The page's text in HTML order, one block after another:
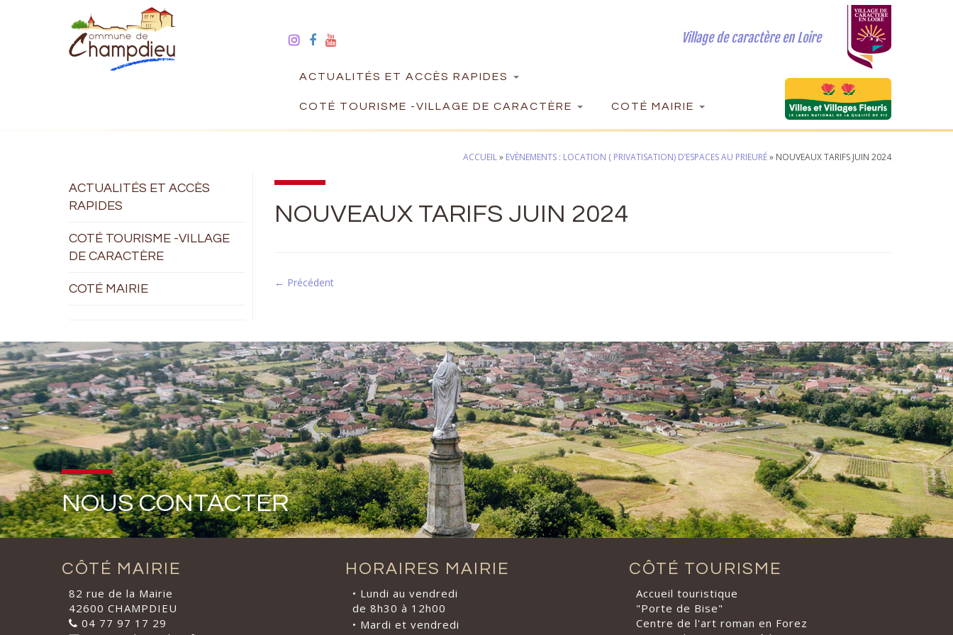
Village de caractère en Loire
ACTUALITÉS ET ACCÈS RAPIDES
COTÉ TOURISME -VILLAGE DE CARACTÈRE COTÉ MAIRIE
ACCUEIL» EVÈNEMENTS : LOCATION ( PRIVATISATION) D’ESPACES AU PRIEURÉ» NOUVEAUX TARIFS JUIN 2024
ACTUALITÉS ET ACCÈS
RAPIDES
COTÉ TOURISME -VILLAGE
DE CARACTÈRE
COTÉ MAIRIE
NOUVEAUX TARIFS JUIN 2024
← Précédent
NOUS CONTACTER
CÔTÉ MAIRIE
82 rue de la Mairie
42600 CHAMPDIEU
04 77 97 17 29
HORAIRES MAIRIE
• Lundi au vendredi
de 8h30 à 12h00
• Mardi et vendredi
CÔTÉ TOURISME
Accueil touristique
"Porte de Bise"
Centre de l'art roman en Forez